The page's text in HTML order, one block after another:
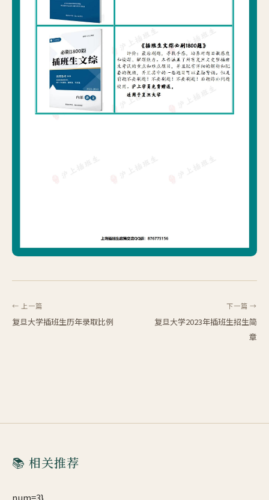
← 上一篇
复旦大学插班生历年录取比例
下一篇 →
复旦大学2023年插班生招生简
章
📚 相关推荐
num=3}